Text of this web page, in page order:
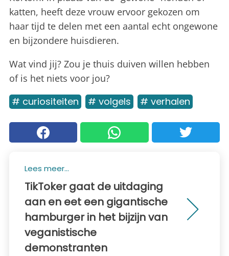
katten, heeft deze vrouw ervoor gekozen om
haar tijd te delen met een aantal echt ongewone
en bijzondere huisdieren.
Wat vind jij? Zou je thuis duiven willen hebben
of is het niets voor jou?
# curiositeiten # volgels # verhalen
Lees meer...
TikToker gaat de uitdaging
aan en eet een gigantische
hamburger in het bijzijn van
veganistische
demonstranten